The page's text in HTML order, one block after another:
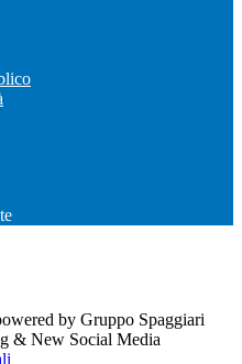
by Gruppo Spaggiari
& New Social Media